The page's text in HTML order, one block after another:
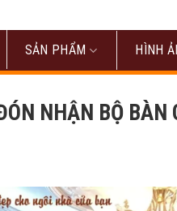
SẢN PHẨM HÌNH
NHẬN BỘ BÀN